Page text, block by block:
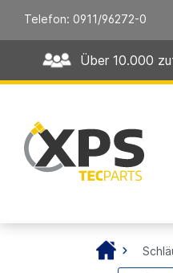
Telefon: 0911/96272-0
Über 10.000